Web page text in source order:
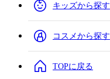
キッズから探す
コスメから探す
TOPに戻る